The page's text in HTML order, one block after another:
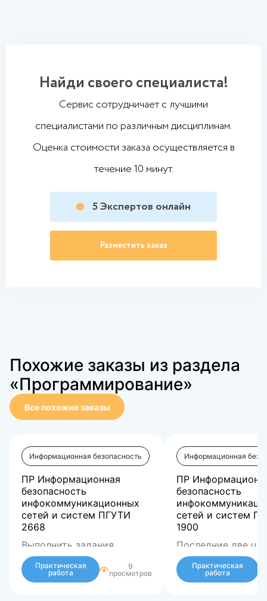
Найди своего специалиста!
Сервис сотрудничает с лучшими
специалистами по различным дисциплинам.
Оценка стоимости заказа осуществляется в
течение 10 минут.
5Экспертов онлайн
Разместить заказ
Похожие заказы из раздела
«Программирование»
Все похожие заказы
Информационная безопасность
ПР Информационная
безопасность
инфокоммуникационных
сетей и систем ПГУТИ
2668
Выполнить задания
Практическая
работа
9
просмотров
Информационная
ПР
безопасность
сетей и систем
1900
Последние две
шифра-23
Практическая
работа